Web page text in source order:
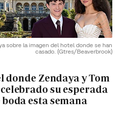
sobre la imagen del hotel donde se han
casado. (Gtres/Beaverbrook)
donde Zendaya y Tom
su esperada
esta semana